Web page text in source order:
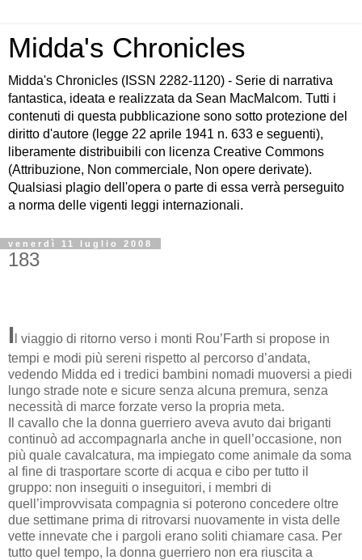
Midda's Chronicles
Midda's Chronicles (ISSN 2282-1120) - Serie di narrativa
fantastica, ideata e realizzata da Sean MacMalcom. Tutti i
contenuti di questa pubblicazione sono sotto protezione del
diritto d'autore (legge 22 aprile 1941 n. 633 e seguenti),
liberamente distribuibili con licenza Creative Commons
(Attribuzione, Non commerciale, Non opere derivate).
Qualsiasi plagio dell'opera o parte di essa verrà perseguito
a norma delle vigenti leggi internazionali.
venerdì 11 luglio 2008
183
I l viaggio di ritorno verso i monti Rou’Farth si propose in
tempi e modi più sereni rispetto al percorso d’andata,
vedendo Midda ed i tredici bambini nomadi muoversi a piedi
lungo strade note e sicure senza alcuna premura, senza
necessità di marce forzate verso la propria meta.
Il cavallo che la donna guerriero aveva avuto dai briganti
continuò ad accompagnarla anche in quell’occasione, non
più quale cavalcatura, ma impiegato come animale da soma
al fine di trasportare scorte di acqua e cibo per tutto il
gruppo: non inseguiti o inseguitori, i membri di
quell’improvvisata compagnia si poterono concedere oltre
due settimane prima di ritrovarsi nuovamente in vista delle
vette innevate che i pargoli erano soliti chiamare casa. Per
tutto quel tempo, la donna guerriero non era riuscita a